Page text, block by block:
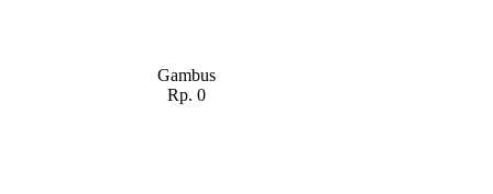
Gambus
Rp. 0